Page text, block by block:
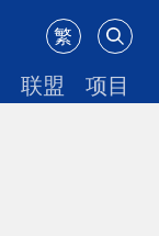
繁
联盟 项目